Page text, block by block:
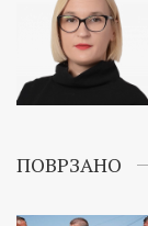
ПОВРЗАНО